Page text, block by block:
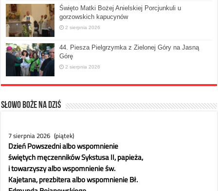
Święto Matki Bożej Anielskiej Porcjunkuli u
gorzowskich kapucynów
2 sierpnia 2026
44. Piesza Pielgrzymka z Zielonej Góry na Jasną
Górę
2 sierpnia 2026
Słowo Boże na dziś